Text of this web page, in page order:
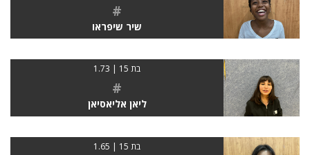
#
שיר שיפראו
בת 15 | 1.73
#
ליאן אליאסיאן
בת 15 | 1.65